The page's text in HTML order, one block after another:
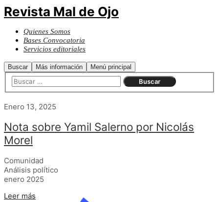
Revista Mal de Ojo
Quienes Somos
Bases Convocatoria
Servicios editoriales
Buscar Más información Menú principal
Enero 13, 2025
Nota sobre Yamil Salerno por Nicolás
Morel
Comunidad
Análisis político
enero 2025
Leer más